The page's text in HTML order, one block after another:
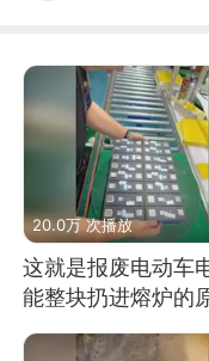
20.0万 次播放
这就是报废电动车
能整块扔进熔炉的